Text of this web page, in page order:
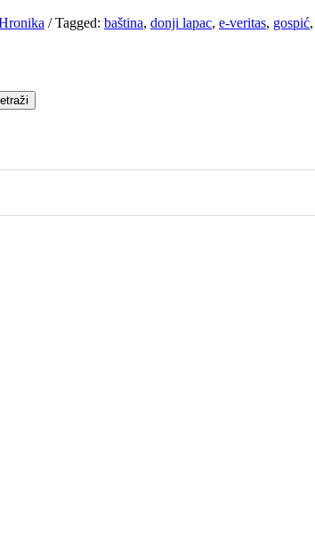
/Tagged: baština, donji lapac, e-veritas, gospić,